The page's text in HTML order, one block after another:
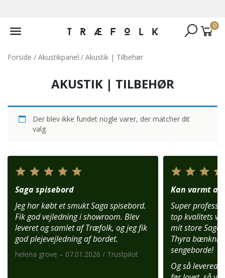
Toggle
0
Forside / Akustikpanel / Akustik | Tilbehør
AKUSTIK | TILBEHØR
Der blev ikke fundet nogle varer, der matcher dit
valg.
Saga spisebord
Jeg har købt et smukt Saga spisebord.
Fik god vejledning i showroom. Blev
leveret og samlet af Træfolk, og jeg fik
god plejevejledning af bordet.
helena grove – 07.01.2026 / Trustpilot
Kan varmt
Super
top kvalitets
mit store Saga
Thyra
sengeborde!
Og så